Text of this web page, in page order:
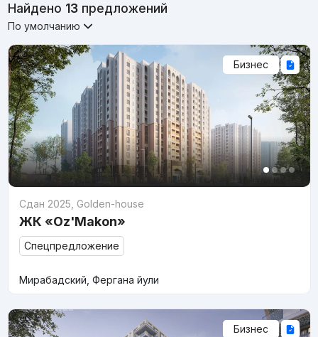
Найдено 13предложений
По умолчанию
Бизнес
Сдан 2025 Golden-house
ЖК «Oz'Makon»
Спецпредложение
Мирабадский, Фергана йули
Бизнес